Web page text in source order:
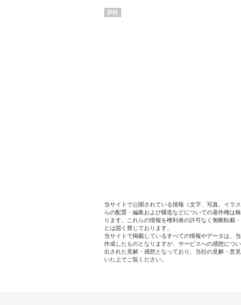
PR
当サイトで公開されている情報（文字、写真、イラ
らの配置・編集および構造などについての著作権は
ります。これらの情報を権利者の許可なく無断転載
とは固く禁じております。
当サイトで掲載しているすべての情報やデータは、
作成したものとなりますが、サービスへの感想につ
出された見解・感想となっており、当社の見解・意
いた上でご覧ください。